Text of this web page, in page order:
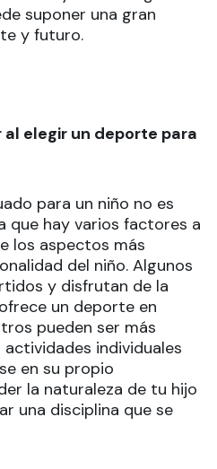
suponer una gran
y futuro.
elegir un deporte para
para un niño no es
que hay varios factores a
los aspectos más
del niño. Algunos
y disfrutan de la
un deporte en
pueden ser más
individuales
en su propio
la naturaleza de tu hijo
una disciplina que se